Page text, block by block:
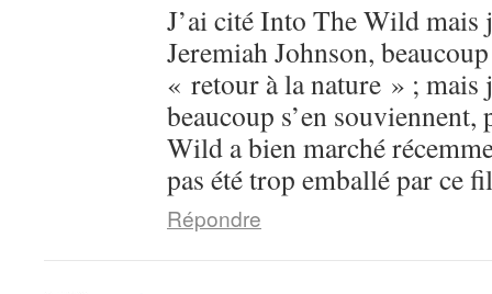
J’ai cité Into The Wild mais
Jeremiah Johnson,
« retour à la nature » ; mais
beaucoup s’en
Wild a bien marché
pas été trop emballé par ce
Répondre